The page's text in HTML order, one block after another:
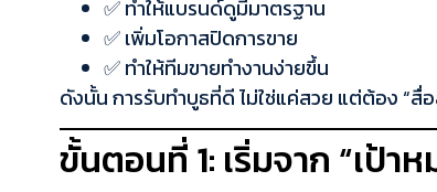
✅ ทำให้แบรนด์ดูมีมาตรฐาน
✅ เพิ่มโอกาสปิดการขาย
✅ ทำให้ทีมขายทำงานง่ายขึ้น
ดังนั้น การรับทำบูธที่ดี ไม่ใช่แค่สวย แต่ต้อง “สื่
ขั้นตอนที่ 1: เริ่มจาก “เป้า